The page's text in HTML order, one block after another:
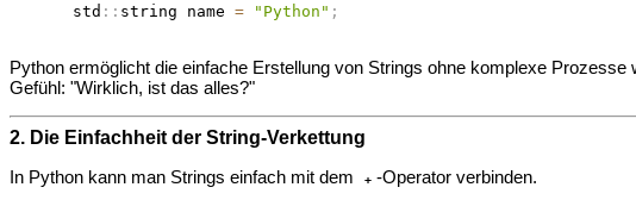
std :: string name = "Python" ;
Python ermöglicht die einfache Erstellung von Strings ohne komplexe
Gefühl: "Wirklich, ist das alles?"
2. Die Einfachheit der String-Verkettung
In Python kann man Strings einfach mit dem
+ -Operator verbinden.